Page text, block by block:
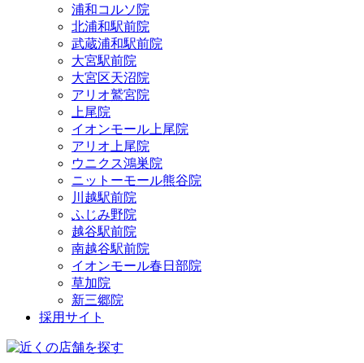
浦和コルソ院
北浦和駅前院
武蔵浦和駅前院
大宮駅前院
大宮区天沼院
アリオ鷲宮院
上尾院
イオンモール上尾院
アリオ上尾院
ウニクス鴻巣院
ニットーモール熊谷院
川越駅前院
ふじみ野院
越谷駅前院
南越谷駅前院
イオンモール春日部院
草加院
新三郷院
採用サイト